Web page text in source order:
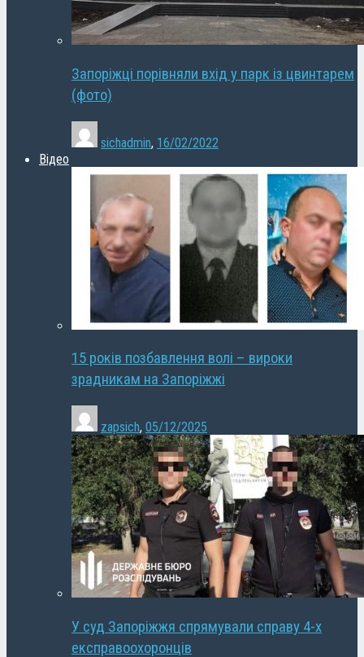
Запоріжці порівняли вхід у парк із цвинтарем
(фото)
sichadmin, 16/02/2022
Відео
15 років позбавлення волі – вироки
зрадникам на Запоріжжі
zapsich, 05/12/2025
У суд Запоріжжя спрямували справу 4-х
експравоохоронців